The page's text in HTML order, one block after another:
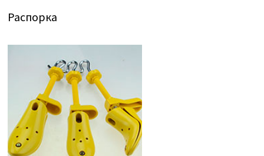
Распорка